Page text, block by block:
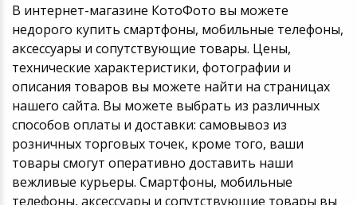
В интернет-магазине КотоФото вы можете
недорого купить смартфоны, мобильные телефоны,
аксессуары и сопутствующие товары. Цены,
технические характеристики, фотографии и
описания товаров вы можете найти на страницах
нашего сайта. Вы можете выбрать из различных
способов оплаты и доставки: самовывоз из
розничных торговых точек, кроме того, ваши
товары смогут оперативно доставить наши
вежливые курьеры. Смартфоны, мобильные
телефоны, аксессуары и сопутствующие товары вы